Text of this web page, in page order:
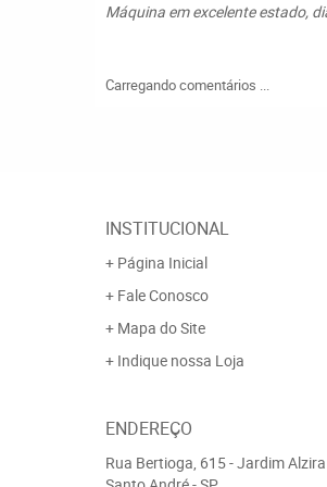
Máquina em excelente estado,
Carregando comentários ...
INSTITUCIONAL
Página Inicial
Fale Conosco
Mapa do Site
Indique nossa Loja
ENDEREÇO
Rua Bertioga, 615-Jardim